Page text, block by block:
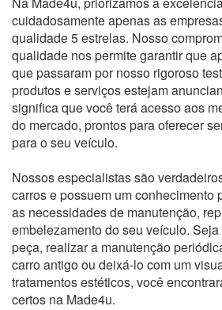
cuidadosamente apenas as
qualidade 5 estrelas. Nosso
qualidade nos permite garantir que
que passaram por nosso rigoroso
produtos e serviços estejam
significa que você terá acesso aos
do mercado, prontos para oferecer
para o seu veículo.
Nossos especialistas são
carros e possuem um conhecimento
as necessidades de manutenção,
embelezamento do seu veículo.
peça, realizar a manutenção
carro antigo ou deixá-lo com um
tratamentos estéticos, você
certos na Made4u.